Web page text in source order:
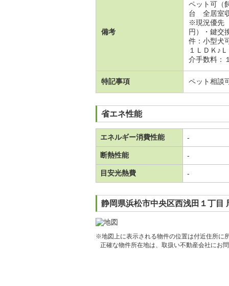
備考
ペット可
台 全居室
※現況優先
円）・鍵交
件：小型犬
１ＬＤＫ♪
介手数料：
特記事項 ペット相談
省エネ性能
エネルギー消費性能 -
断熱性能 -
目安光熱費 -
静岡県浜松市中央区西浅田１丁目
※地図上に表示される物件の位置は付近住所に
正確な物件所在地は、取扱い不動産会社にお